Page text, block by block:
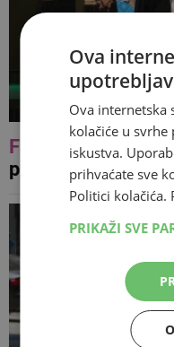
FOTO
Šarolikost
predstavljeno
Ova
Ova internetska
kolačiće u
iskustva.
prihvaćate sve
Politici kolačića.
PRIKAŽI SVE